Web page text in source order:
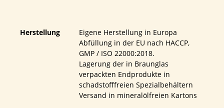
Herstellung
Eigene Herstellung in Europa
Abfüllung in der EU nach HACCP,
GMP / ISO 22000:2018.
Lagerung der in Braunglas
verpackten Endprodukte in
schadstofffreien Spezialbehältern
Versand in mineralölfreien Kartons